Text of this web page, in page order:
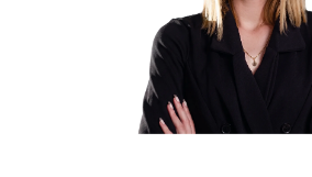
W ulicy Polnej dostępna jest elektryczność.
Zadzwoń i dowiedz się więcej!